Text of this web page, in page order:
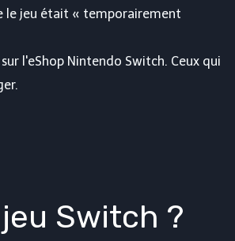
le jeu était « temporairement
l'eShop Nintendo Switch. Ceux qui
Switch ?